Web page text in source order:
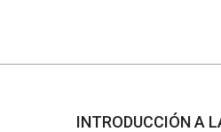
INTRODUCCIÓN A